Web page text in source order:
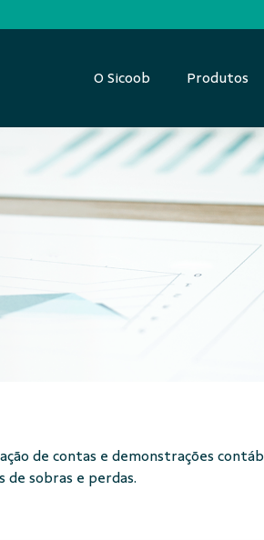
O Sicoob Produtos
de contas e demonstrações
de sobras e perdas.